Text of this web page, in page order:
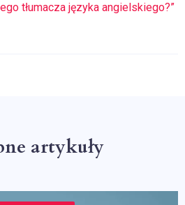
tłumacza języka angielskiego?”
artykuły